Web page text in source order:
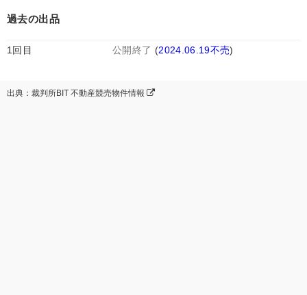
過去の出品
1回目 公開終了 (2024.06.19不売)
出典：裁判所BIT 不動産競売物件情報